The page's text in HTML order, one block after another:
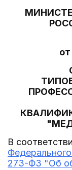
В
273-ФЗ "Об